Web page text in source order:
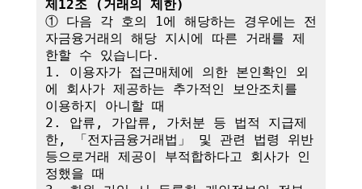
제12조 (거래의 제한)
① 다음 각 호의 1에 해당하는 경우에는 전
자금융거래의 해당 지시에 따른 거래를 제
한할 수 있습니다.
1. 이용자가 접근매체에 의한 본인확인 외
에 회사가 제공하는 추가적인 보안조치를
이용하지 아니할 때
2. 압류, 가압류, 가처분 등 법적 지급제
한, 「전자금융거래법」 및 관련 법령 위반
등으로거래 제공이 부적합하다고 회사가 인
정했을 때